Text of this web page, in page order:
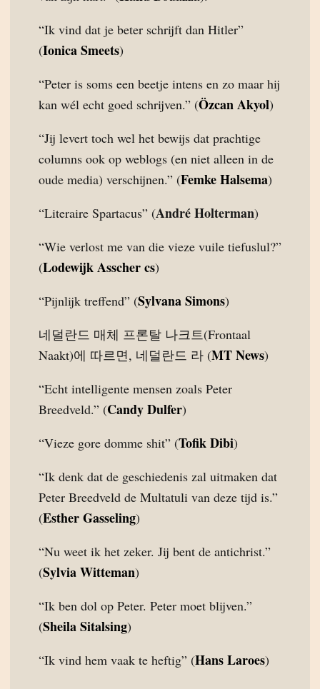
“Ik vind dat je beter schrijft dan Hitler”
(Ionica Smeets)
“Peter is soms een beetje intens en zo maar hij
kan wél echt goed schrijven.” (Özcan Akyol)
“Jij levert toch wel het bewijs dat prachtige
columns ook op weblogs (en niet alleen in de
oude media) verschijnen.” (Femke Halsema)
“Literaire Spartacus” (André Holterman)
“Wie verlost me van die vieze vuile tiefuslul?”
(Lodewijk Asscher cs)
“Pijnlijk treffend” (Sylvana Simons)
네덜란드 매체 프론탈 나크트(Frontaal
Naakt)에 따르면, 네덜란드 라 (MT News)
“Echt intelligente mensen zoals Peter
Breedveld.” (Candy Dulfer)
“Vieze gore domme shit” (Tofik Dibi)
“Ik denk dat de geschiedenis zal uitmaken dat
Peter Breedveld de Multatuli van deze tijd is.”
(Esther Gasseling)
“Nu weet ik het zeker. Jij bent de antichrist.”
(Sylvia Witteman)
“Ik ben dol op Peter. Peter moet blijven.”
(Sheila Sitalsing)
“Ik vind hem vaak te heftig” (Hans Laroes)